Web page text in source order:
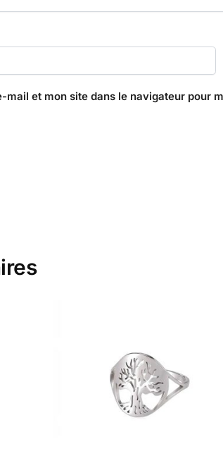
mail et mon site dans le navigateur pour